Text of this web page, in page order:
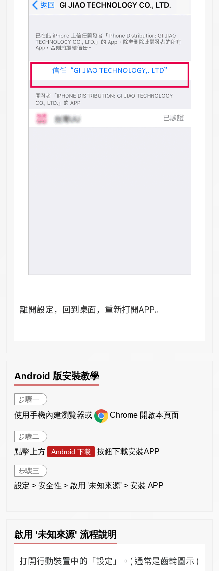
Android 版安裝教學
步驟一
使用手機內建瀏覽器或 Chrome 開啟本頁面
步驟二
點擊上方 Android 下載 按鈕下載安裝APP
步驟三
設定 > 安全性 > 啟用 '未知來源' > 安裝 APP
啟用 '未知來源' 流程說明